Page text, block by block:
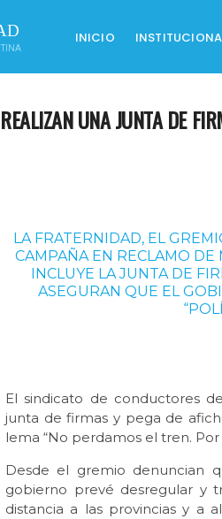
INICIO
UNA JUNTA DE
LA FRATERNIDAD, EL
CAMPAÑA EN RECLAMO DE
INCLUYE LA JUNTA DE
ASEGURAN QUE EL
El sindicato de conductores
junta de firmas y pega de
lema “No perdamos el tren.
Desde el gremio denuncian
gobierno prevé desregular y
distancia a las provincias y a